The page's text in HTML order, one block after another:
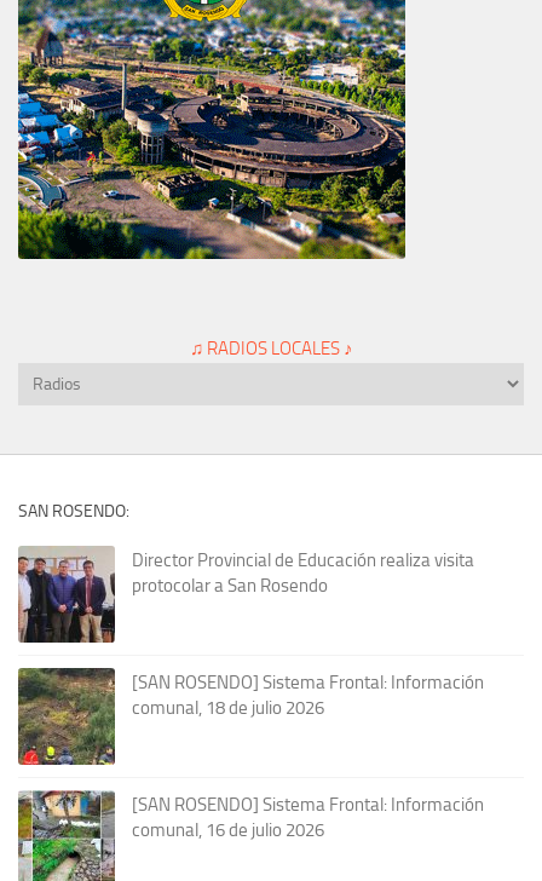
♫ RADIOS LOCALES ♪
SAN ROSENDO:
Director Provincial de Educación realiza visita
protocolar a San Rosendo
[SAN ROSENDO] Sistema Frontal: Información
comunal, 18 de julio 2026
[SAN ROSENDO] Sistema Frontal: Información
comunal, 16 de julio 2026